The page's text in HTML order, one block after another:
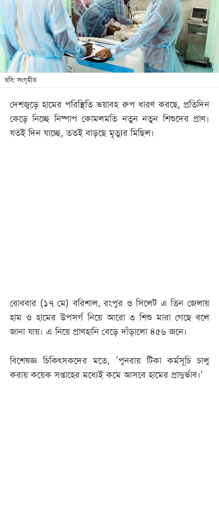
খেলা
বিনোদন
লাইফ
স্টাইল
শিক্ষা
বিভাগ
পেপার
ছবি: সংগৃহীত
দেশজুড়ে হামের পরিস্থিতি ভয়াবহ রুপ ধারণ করছে, প্রতিদিন
কেড়ে নিচ্ছে নিষ্পাপ কোমলমতি নতুন নতুন শিশুদের প্রাণ।
যতই দিন যাচ্ছে, ততই বাড়ছে মৃত্যুর মিছিল।
রোববার (১৭ মে) বরিশাল, রংপুর ও সিলেট এ তিন জেলায়
হাম ও হামের উপসর্গ নিয়ে আরো ৩ শিশু মারা গেছে বলে
জানা যায়। এ নিয়ে প্রাণহানি বেড়ে দাঁড়ালো ৪৫৬ জনে।
বিশেষজ্ঞ চিকিৎসকদের মতে, 'পুনরায় টিকা কর্মসূচি চালু
করায় কয়েক সপ্তাহের মধ্যেই কমে আসবে হামের প্রাদুর্ভাব।'